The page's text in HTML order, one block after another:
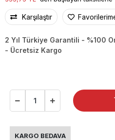
Karşılaştır
2 Yıl Türkiye Garantili - %100
- Ücretsiz Kargo
KARGO BEDAVA